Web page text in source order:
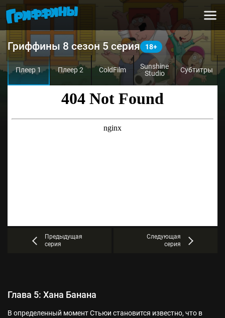
Гриффины 8 сезон 5 серия
Плеер 1 Плеер 2 ColdFilm
Sunshine
Studio
Субтитры
Предыдущая
серия
Следующая
серия
Глава 5: Хана Банана
В определенный момент Стьюи становится известно, что в